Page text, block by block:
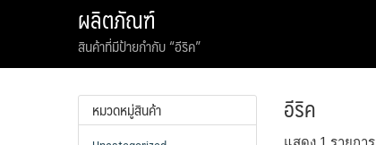
ผลิตภัณฑ์
สินค้าที่มีป้ายกำกับ “อีริค”
อีริค
แสดง 1 รายการ
หมวดหมู่สินค้า